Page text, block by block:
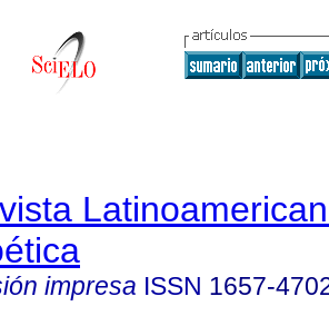
impresa ISSN 1657-